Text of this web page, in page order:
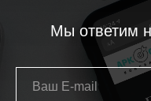
Мы ответим